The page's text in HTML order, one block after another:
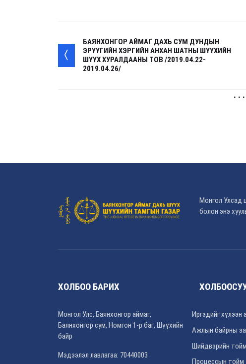
БАЯНХОНГОР АЙМАГ ДАХЬ СУМ ДУНДЫН
ЭРҮҮГИЙН ХЭРГИЙН АНХАН ШАТНЫ ШҮҮХИЙН
ШҮҮХ ХУРАЛДААНЫ ТОВ /2019.04.22-
2019.04.26/
. . .
Монгол Улсад
болон энэ
ХОЛБОО БАРИХ
Монгол Улс, Баянхонгор аймаг,
Баянхонгор сум, Номгон 1-р баг, Шүүхийн
байр
Мэдээлэл лавлагаа: 70440003
Иргэдийг хүлээн
Ажлын байрны
Шийдвэрийн тойм
Процессын тойм